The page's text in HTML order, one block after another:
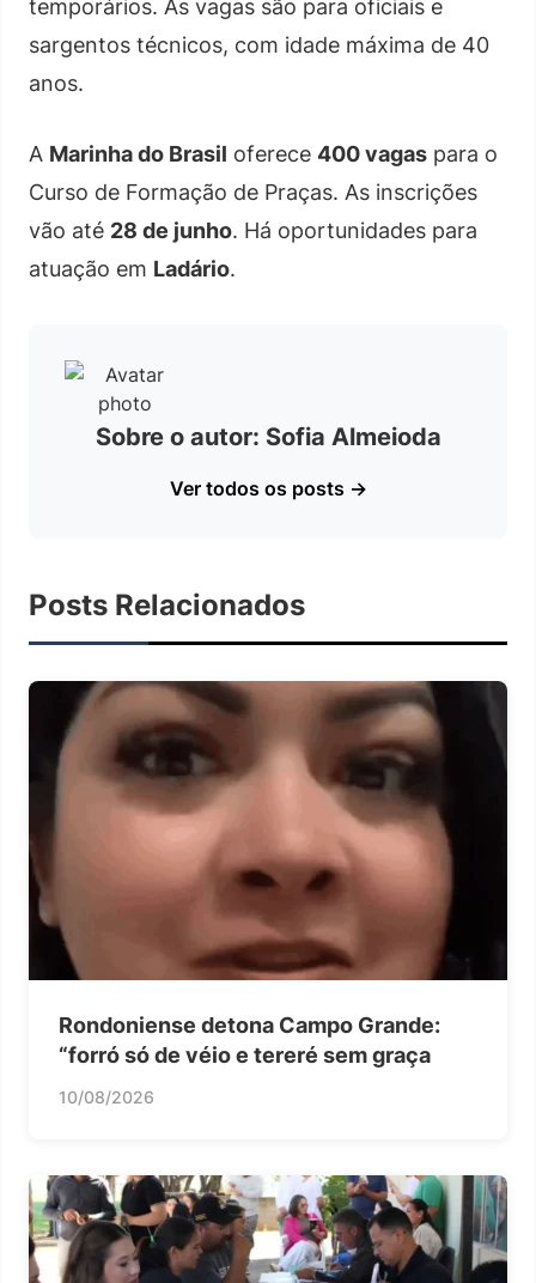
temporários. As vagas são para oficiais e
sargentos técnicos, com idade máxima de 40
anos.
A Marinha do Brasil oferece 400 vagas para o
Curso de Formação de Praças. As inscrições
vão até 28 de junho. Há oportunidades para
atuação em Ladário.
Sobre o autor: Sofia Almeioda
Ver todos os posts →
Posts Relacionados
Rondoniense detona Campo Grande:
“forró só de véio e tereré sem graça
10/08/2026